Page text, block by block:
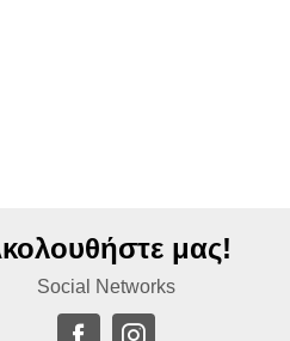
μας!
Social Networks